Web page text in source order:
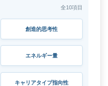
全10項目
創造的思考性
エネルギー量
キャリアタイプ指向性